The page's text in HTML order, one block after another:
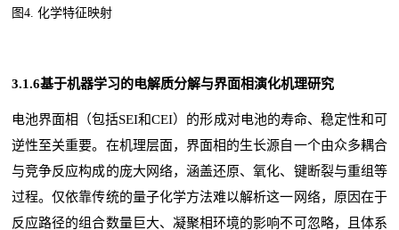
图4. 化学特征映射
3.1.6基于机器学习的电解质分解与界面相演化机理研究
电池界面相（包括SEI和CEI）的形成对电池的寿命、稳定性和可
逆性至关重要。在机理层面，界面相的生长源自一个由众多耦合
与竞争反应构成的庞大网络，涵盖还原、氧化、键断裂与重组等
过程。仅依靠传统的量子化学方法难以解析这一网络，原因在于
反应路径的组合数量巨大、凝聚相环境的影响不可忽略，且体系